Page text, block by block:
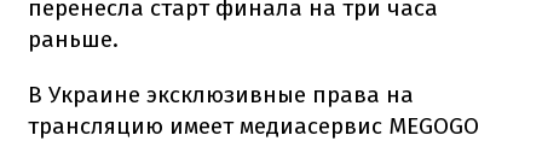
перенесла старт финала на три часа
раньше.
В Украине эксклюзивные права на
трансляцию имеет медиасервис MEGOGO